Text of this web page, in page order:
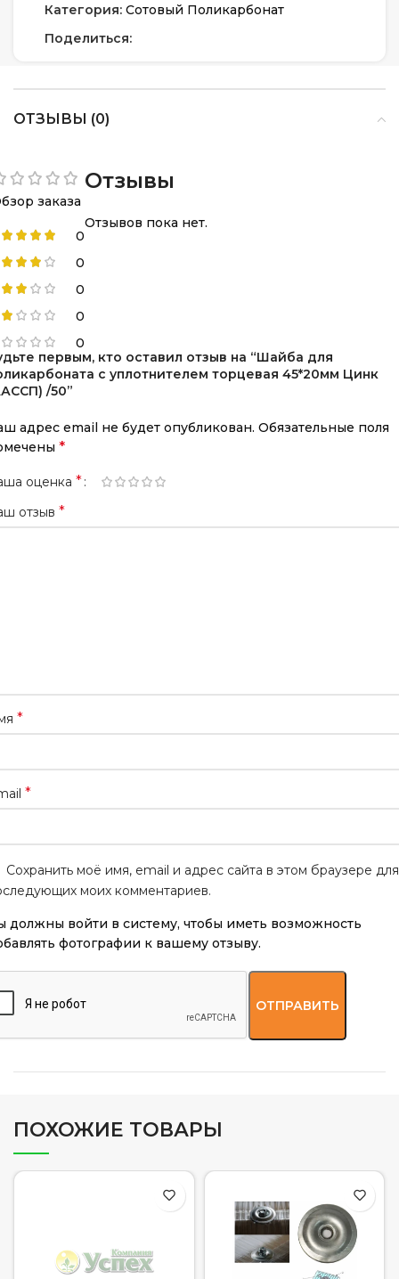
Категория: Сотовый Поликарбонат
Поделиться:
ОТЗЫВЫ (0)
заказа
0
0
0
0
0
Отзывы
Отзывов пока нет.
первым, кто оставил отзыв на “Шайба для
с уплотнителем торцевая 45*20мм Цинк
/50”
адрес email не будет опубликован. Обязательные поля
*
оценка *
отзыв *
*
*
Сохранить моё имя, email и адрес сайта в этом браузере для
моих комментариев.
должны войти в систему, чтобы иметь возможность
фотографии к вашему отзыву.
ПОХОЖИЕ ТОВАРЫ